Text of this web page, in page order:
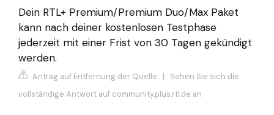
Dein RTL+ Premium/Premium Duo/Max Paket
kann nach deiner kostenlosen Testphase
jederzeit mit einer Frist von 30 Tagen gekündigt
werden.
Antrag auf Entfernung der Quelle | Sehen Sie sich die
vollständige Antwort auf community.plus.rtl.de an